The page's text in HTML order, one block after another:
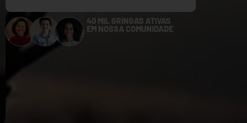
40 MIL GRINGAS ATIVAS
EM NOSSA COMUNIDADE